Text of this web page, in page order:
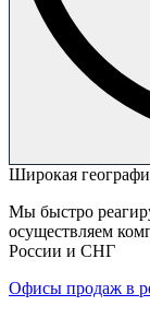
Широкая
Мы быстро
осуществляем
России и СНГ
Офисы продаж в